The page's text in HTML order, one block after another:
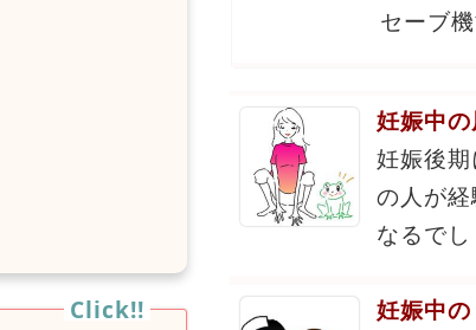
セーブ
妊娠中
妊娠後期
の人が
なるでし
妊娠中